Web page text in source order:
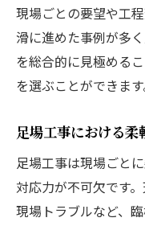
現場ごとの要望や工
滑に進めた事例が多
を総合的に見極める
を選ぶことができます
足場工事における
足場工事は現場ごと
対応力が不可欠です
現場トラブルなど、